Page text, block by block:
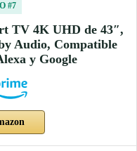
#7
TV 4K UHD de 43″,
Audio, Compatible
y Google